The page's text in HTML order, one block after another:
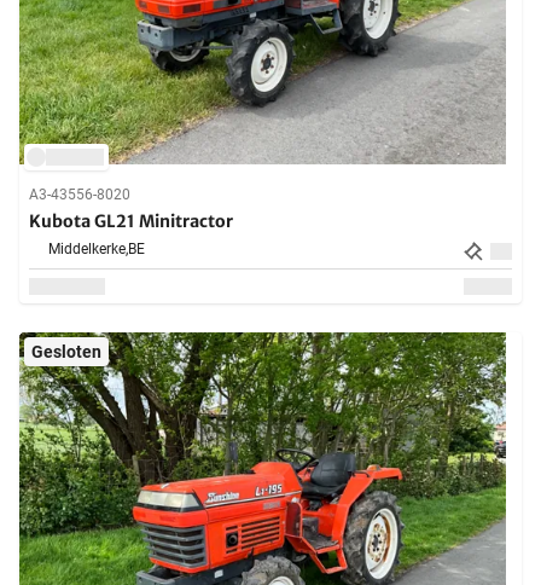
A3-43556-8020
Kubota GL21 Minitractor
Middelkerke,BE
Gesloten